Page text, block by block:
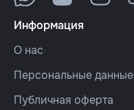
Информация
О нас
Персональные данные
Публичная оферта